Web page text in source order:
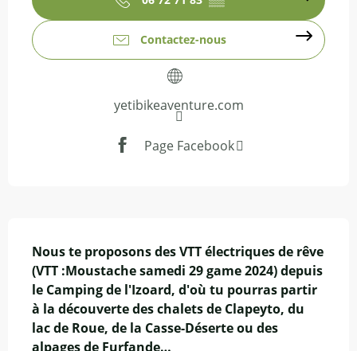
Contactez-nous
yetibikeaventure.com
Page Facebook
Nous te proposons des VTT électriques de rêve
(VTT :Moustache samedi 29 game 2024) depuis
le Camping de l'Izoard, d'où tu pourras partir
à la découverte des chalets de Clapeyto, du
lac de Roue, de la Casse-Déserte ou des
alpages de Furfande…